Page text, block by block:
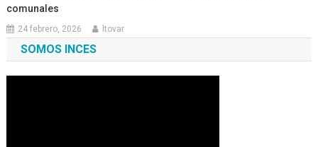
comunales
24 febrero, 2026 ltovar
SOMOS INCES